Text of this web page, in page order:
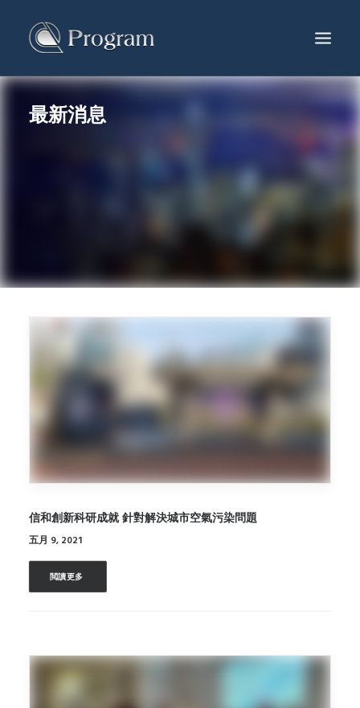
服務及產品
ENG
SEARCH
最新消息
信和創新科研成就 針對解決城市空氣污染問題
五月 9, 2021
閲讀更多